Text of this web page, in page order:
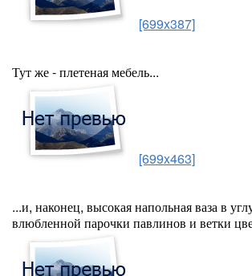
[699x387]
Тут же - плетеная мебель...
[699x463]
...и, наконец, высокая напольная ваза в
влюбленной парочки павлинов и ветки